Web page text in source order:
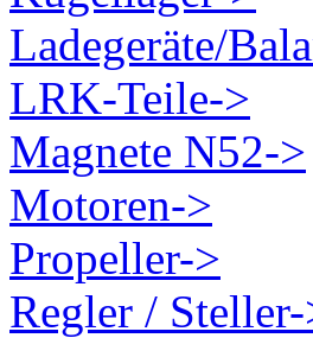
Ladegeräte/
LRK-Teile->
Magnete N52->
Motoren->
Propeller->
Regler /